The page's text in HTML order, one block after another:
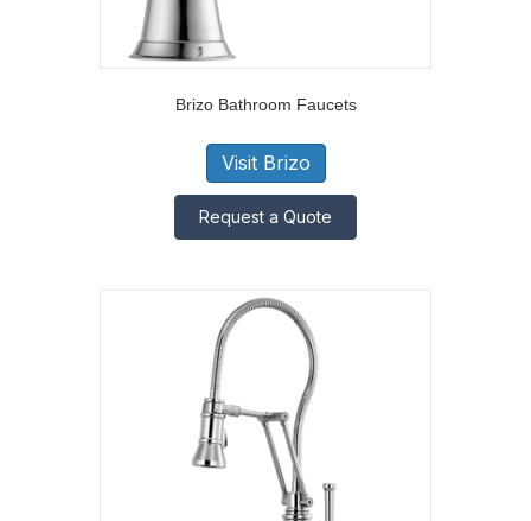
Brizo Bathroom Faucets
Visit Brizo
Request a Quote